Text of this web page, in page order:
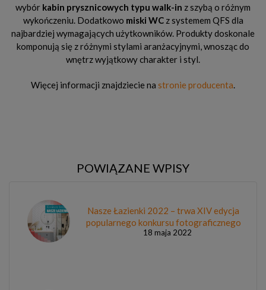
wybór kabin prysznicowych typu walk-in z szybą o różnym
wykończeniu. Dodatkowo miski WCz systemem QFS dla
najbardziej wymagających użytkowników. Produkty doskonale
komponują się z różnymi stylami aranżacyjnymi, wnosząc do
wnętrz wyjątkowy charakter i styl.
Więcej informacji znajdziecie na stronie producenta.
POWIĄZANE WPISY
Nasze Łazienki 2022 – trwa XIV edycja
popularnego konkursu fotograficznego
18 maja 2022